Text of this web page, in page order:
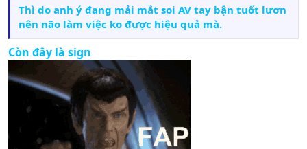
Thì do anh ý đang mải mắt soi AV tay bận tuốt lươn
nên não làm việc ko được hiệu quả mà.
Còn đây là sign